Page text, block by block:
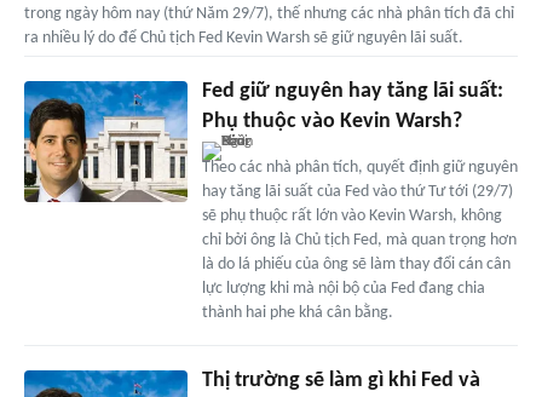
trong ngày hôm nay (thứ Năm 29/7), thế nhưng các nhà phân tích đã chỉ
ra nhiều lý do để Chủ tịch Fed Kevin Warsh sẽ giữ nguyên lãi suất.
Fed giữ nguyên hay tăng lãi suất:
Phụ thuộc vào Kevin Warsh?
Theo các nhà phân tích, quyết định giữ nguyên
hay tăng lãi suất của Fed vào thứ Tư tới (29/7)
sẽ phụ thuộc rất lớn vào Kevin Warsh, không
chỉ bởi ông là Chủ tịch Fed, mà quan trọng hơn
là do lá phiếu của ông sẽ làm thay đổi cán cân
lực lượng khi mà nội bộ của Fed đang chia
thành hai phe khá cân bằng.
Thị trường sẽ làm gì khi Fed và